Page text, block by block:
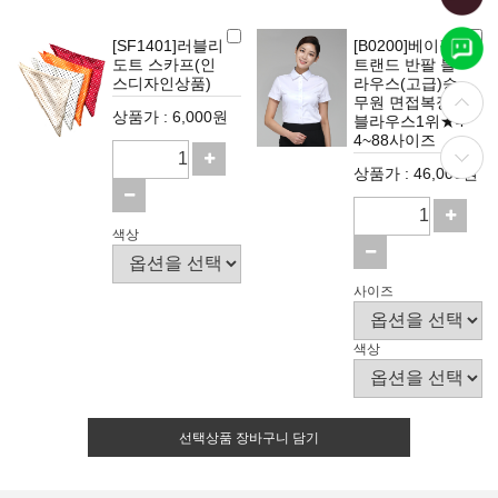
[SF1401]러블리
도트 스카프(인
스디자인상품)
상품가 : 6,000원
색상
[B0200]베이직
트랜드 반팔 블
라우스(고급)승
무원 면접복장
블라우스1위★4
4~88사이즈
상품가 : 46,000원
사이즈
색상
선택상품 장바구니 담기